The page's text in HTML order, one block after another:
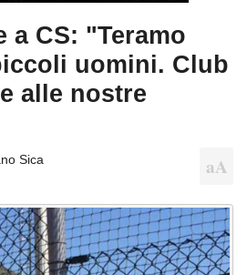
a CS: "Teramo
uomini. Club
alle nostre
Sica